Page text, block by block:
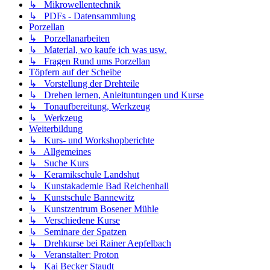
↳ Mikrowellentechnik
↳ PDFs - Datensammlung
Porzellan
↳ Porzellanarbeiten
↳ Material, wo kaufe ich was usw.
↳ Fragen Rund ums Porzellan
Töpfern auf der Scheibe
↳ Vorstellung der Drehteile
↳ Drehen lernen, Anleituntungen und Kurse
↳ Tonaufbereitung, Werkzeug
↳ Werkzeug
Weiterbildung
↳ Kurs- und Workshopberichte
↳ Allgemeines
↳ Suche Kurs
↳ Keramikschule Landshut
↳ Kunstakademie Bad Reichenhall
↳ Kunstschule Bannewitz
↳ Kunstzentrum Bosener Mühle
↳ Verschiedene Kurse
↳ Seminare der Spatzen
↳ Drehkurse bei Rainer Aepfelbach
↳ Veranstalter: Proton
↳ Kai Becker Staudt